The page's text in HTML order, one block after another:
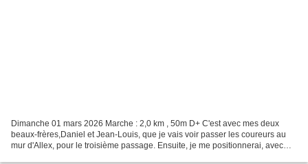
Dimanche 01 mars 2026 Marche : 2,0 km , 50m D+ C'est avec mes deux
beaux-frères,Daniel et Jean-Louis, que je vais voir passer les coureurs au
mur d'Allex, pour le troisième passage. Ensuite, je me positionnerai, avec